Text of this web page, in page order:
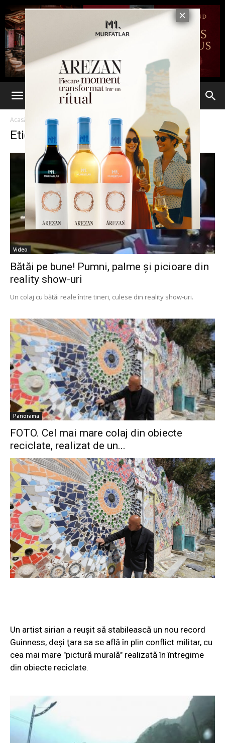
Acasă Etichete Colaj
Etichetă: colaj
Video
Bătăi pe bune! Pumni, palme și picioare din
reality show-uri
Un colaj cu bătăi reale între tineri, culese din reality show-uri.
Panorama
FOTO. Cel mai mare colaj din obiecte
reciclate, realizat de un...
Un artist sirian a reuşit să stabilească un nou record
Guinness, deşi ţara sa se află în plin conflict militar, cu
cea mai mare "pictură murală" realizată în întregime
din obiecte reciclate.